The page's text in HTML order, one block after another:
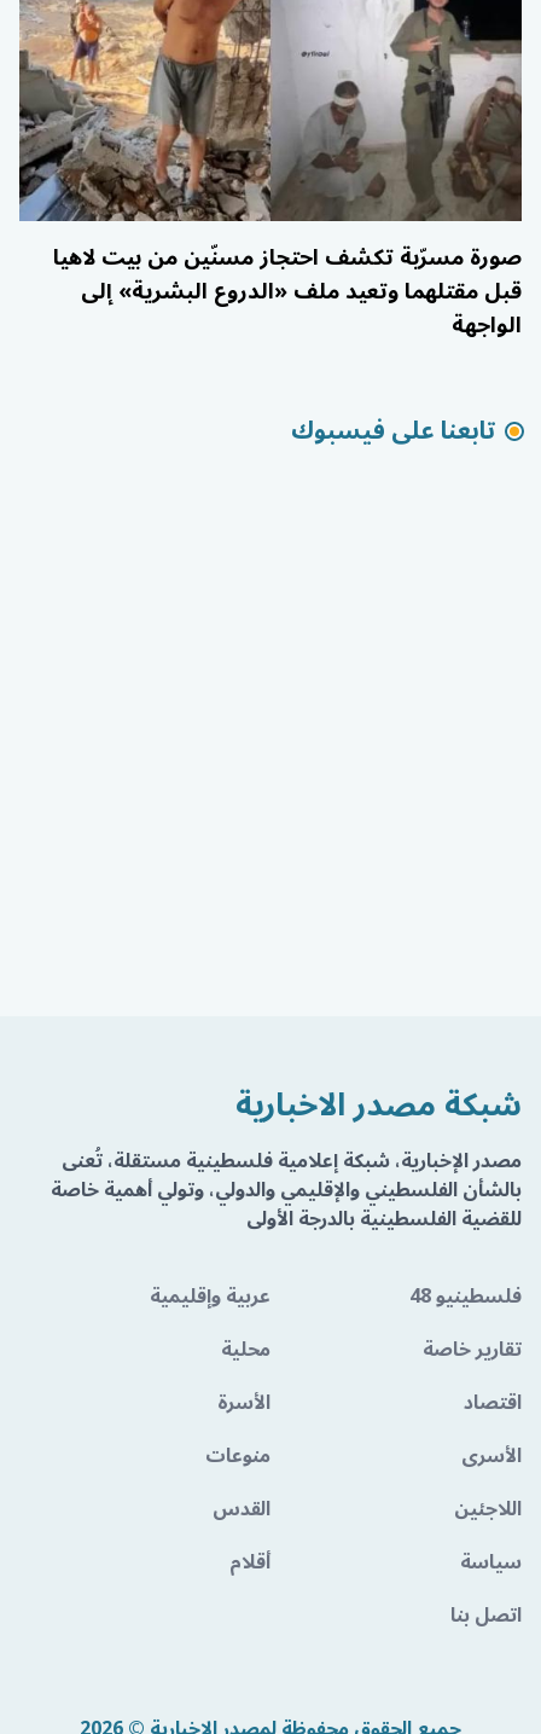
صورة مسرّبة تكشف احتجاز مسنّين من بيت لاهيا
قبل مقتلهما وتعيد ملف «الدروع البشرية» إلى
الواجهة
تابعنا على فيسبوك
شبكة مصدر الاخبارية
مصدر الإخبارية، شبكة إعلامية فلسطينية مستقلة، تُعنى
بالشأن الفلسطيني والإقليمي والدولي، وتولي أهمية خاصة
للقضية الفلسطينية بالدرجة الأولى
فلسطينيو 48
عربية وإقليمية
تقارير خاصة
محلية
اقتصاد
الأسرة
الأسرى
منوعات
اللاجئين
القدس
سياسة
أقلام
اتصل بنا